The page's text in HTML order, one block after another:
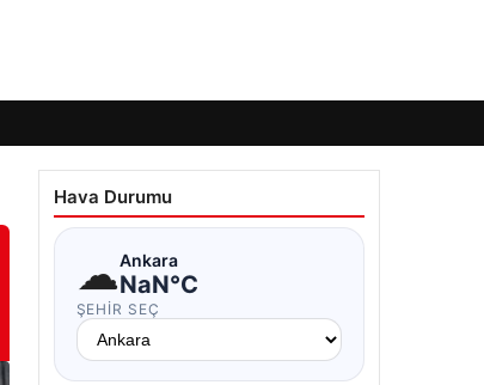
Hava Durumu
☁Ankara
NaN°C
ŞEHIR SEÇ